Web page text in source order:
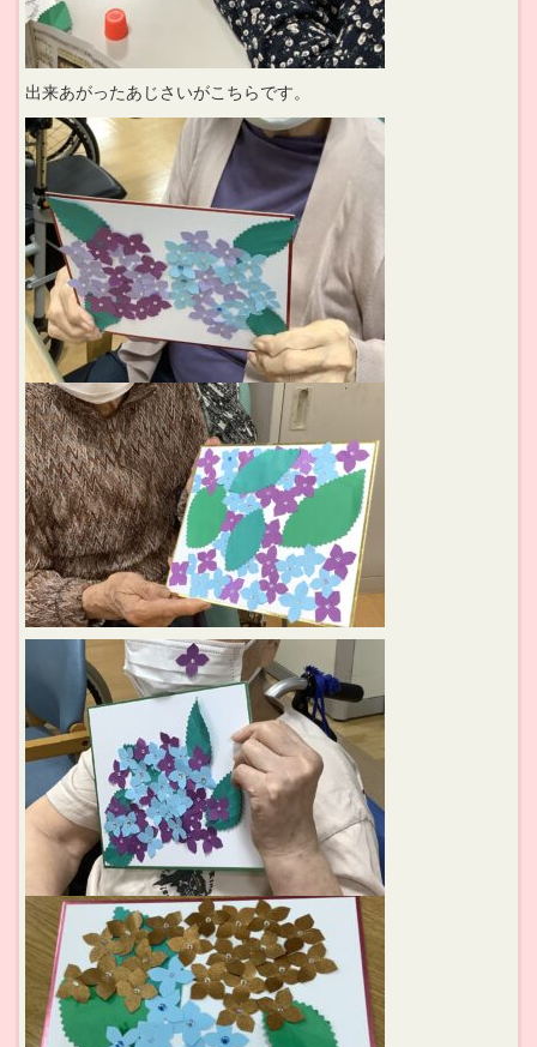
出来あがったあじさいがこちらです。